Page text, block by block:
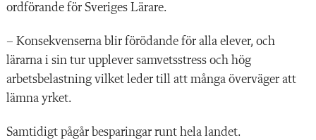
ordförande för Sveriges Lärare.
– Konsekvenserna blir förödande för alla elever, och
lärarna i sin tur upplever samvetsstress och hög
arbetsbelastning vilket leder till att många överväger att
lämna yrket.
Samtidigt pågår besparingar runt hela landet.